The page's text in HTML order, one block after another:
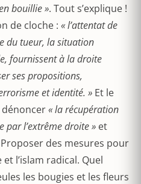
bouillie ». Tout s’explique !
de cloche : « l’attentat de
du tueur, la situation
fournissent à la droite
ses propositions,
et identité. » Et le
« la récupération
par l’extrême droite » et
des mesures pour
l’islam radical. Quel
les bougies et les fleurs